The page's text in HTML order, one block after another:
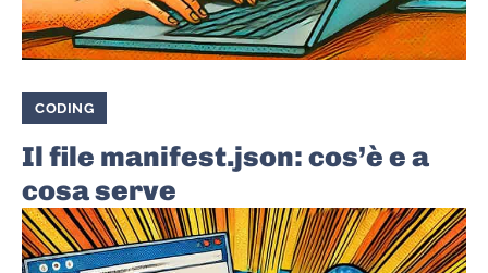
CODING
Il file manifest.json: cos’è e a
cosa serve